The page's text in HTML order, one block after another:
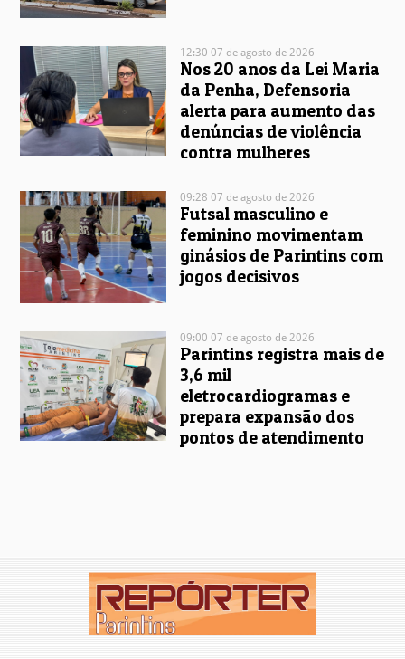
12:30 07 de agosto de 2026
Nos 20 anos da Lei Maria
da Penha, Defensoria
alerta para aumento das
denúncias de violência
contra mulheres
09:28 07 de agosto de 2026
Futsal masculino e
feminino movimentam
ginásios de Parintins com
jogos decisivos
09:00 07 de agosto de 2026
Parintins registra mais de
3,6 mil
eletrocardiogramas e
prepara expansão dos
pontos de atendimento